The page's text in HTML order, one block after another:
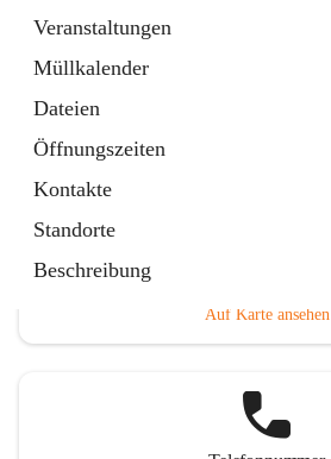
Veranstaltungen
Müllkalender
Dateien
Öffnungszeiten
Kontakte
Standorte
Beschreibung
Auf Karte ansehen